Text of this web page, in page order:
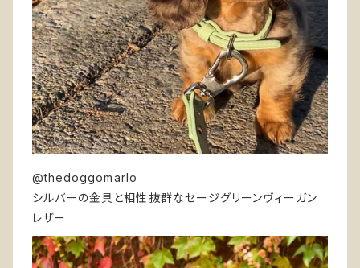
@thedoggomarlo
シルバーの金具と相性抜群なセージグリーンヴィーガン
レザー